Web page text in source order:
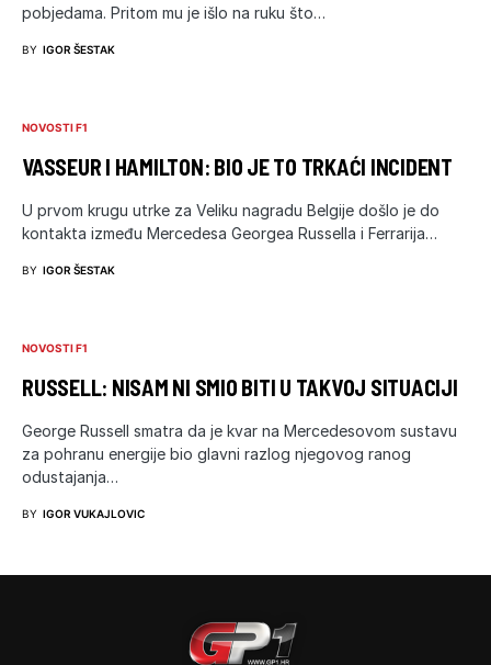
pobjedama. Pritom mu je išlo na ruku što…
BY IGOR ŠESTAK
NOVOSTI F1
VASSEUR I HAMILTON: BIO JE TO TRKAĆI INCIDENT
U prvom krugu utrke za Veliku nagradu Belgije došlo je do
kontakta između Mercedesa Georgea Russella i Ferrarija…
BY IGOR ŠESTAK
NOVOSTI F1
RUSSELL: NISAM NI SMIO BITI U TAKVOJ SITUACIJI
George Russell smatra da je kvar na Mercedesovom sustavu
za pohranu energije bio glavni razlog njegovog ranog
odustajanja…
BY IGOR VUKAJLOVIC